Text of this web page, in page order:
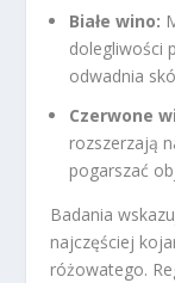
Białe wino:
dolegliwości
odwadnia
Czerwone
rozszerzają
pogarszać
Badania
najczęściej
różowatego.